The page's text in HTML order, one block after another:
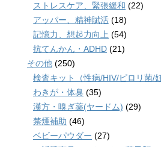
ストレスケア、緊張緩和 (22)
アッパー、精神賦活 (18)
記憶力、想起力向上 (54)
抗てんかん・ADHD (21)
その他 (250)
検査キット（性病/HIV/ピロリ菌/
わきが・体臭 (35)
漢方・嗅ぎ薬(ヤードム) (29)
禁煙補助 (46)
ベビーパウダー (27)